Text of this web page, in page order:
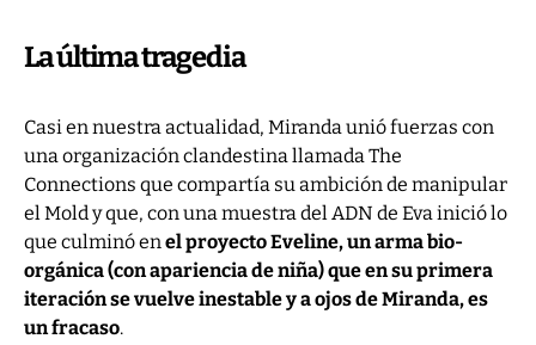
La última tragedia
Casi en nuestra actualidad, Miranda unió fuerzas con
una organización clandestina llamada The
Connections que compartía su ambición de manipular
el Mold y que, con una muestra del ADN de Eva inició lo
que culminó en el proyecto Eveline, un arma bio-
orgánica (con apariencia de niña) que en su primera
iteración se vuelve inestable y a ojos de Miranda, es
un fracaso.